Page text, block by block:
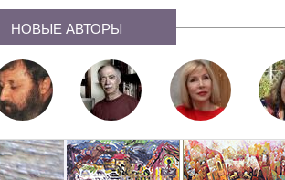
НОВЫЕ АВТОРЫ